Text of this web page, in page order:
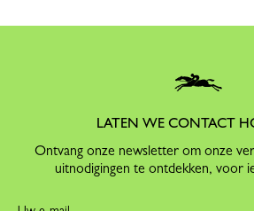
LATEN WE CONTACT
Ontvang onze newsletter om onze
uitnodigingen te ontdekken, voor